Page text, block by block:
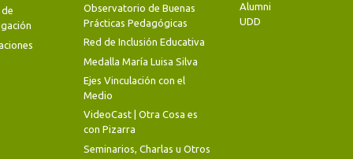
de
Observatorio de Buenas
Prácticas Pedagógicas
Red de Inclusión Educativa
Medalla María Luisa Silva
Ejes Vinculación con el
Medio
VideoCast | Otra Cosa es
con Pizarra
Seminarios, Charlas u Otros
Alumni
UDD